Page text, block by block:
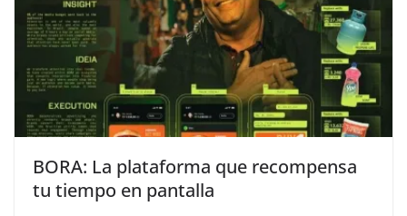
BORA: La plataforma que recompensa
tu tiempo en pantalla